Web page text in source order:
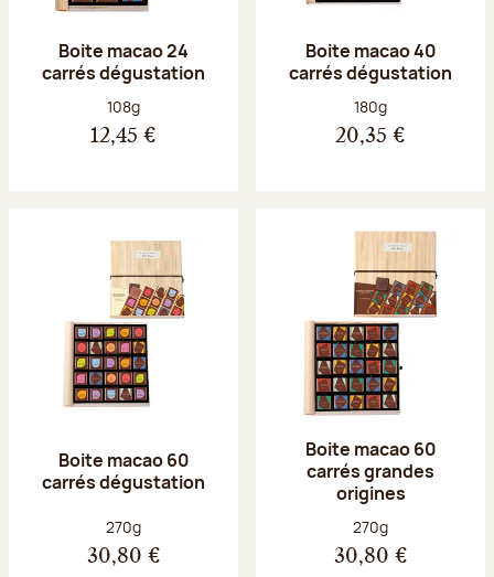
Boite macao 24
carrés dégustation
Poids net :
108g
12,45 €
Boite macao 40
carrés dégustation
Poids net :
180g
20,35 €
Boite macao 60
carrés dégustation
Poids net :
270g
30,80 €
Boite macao 60
carrés grandes
origines
Poids net :
270g
30,80 €